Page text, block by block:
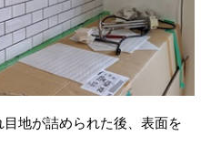
地が詰められた後、表面を